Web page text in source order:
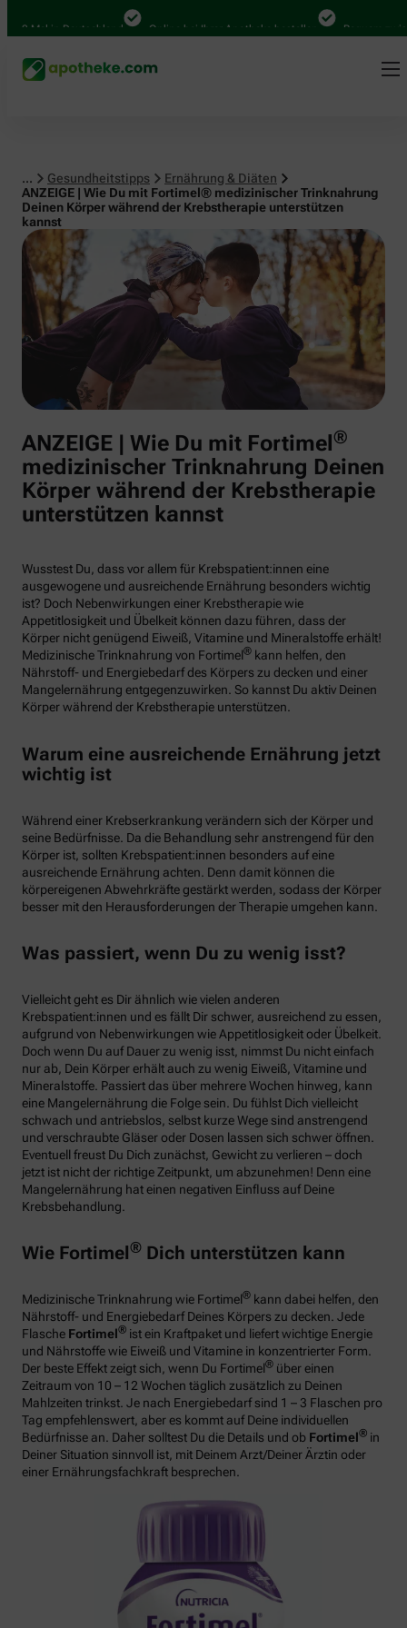
Mal in Deutschland Online bei Ihrer Apotheke bestellen Bequem
... Gesundheitstipps
Ernährung & Diäten
ANZEIGE | Wie Du mit Fortimel® medizinischer Trinknahrung
Deinen Körper während der Krebstherapie unterstützen
kannst
ANZEIGE | Wie Du mit Fortimel ®
medizinischer Trinknahrung Deinen
Körper während der Krebstherapie
unterstützen kannst
Wusstest Du, dass vor allem für Krebspatient:innen eine
ausgewogene und ausreichende Ernährung besonders wichtig
ist? Doch Nebenwirkungen einer Krebstherapie wie
Appetitlosigkeit und Übelkeit können dazu führen, dass der
Körper nicht genügend Eiweiß, Vitamine und Mineralstoffe erhält!
Medizinische Trinknahrung von Fortimel® kann helfen, den
Nährstoff- und Energiebedarf des Körpers zu decken und einer
Mangelernährung entgegenzuwirken. So kannst Du aktiv Deinen
Körper während der Krebstherapie unterstützen.
Warum eine ausreichende Ernährung jetzt
wichtig ist
Während einer Krebserkrankung verändern sich der Körper und
seine Bedürfnisse. Da die Behandlung sehr anstrengend für den
Körper ist, sollten Krebspatient:innen besonders auf eine
ausreichende Ernährung achten. Denn damit können die
körpereigenen Abwehrkräfte gestärkt werden, sodass der Körper
besser mit den Herausforderungen der Therapie umgehen kann.
Was passiert, wenn Du zu wenig isst?
Vielleicht geht es Dir ähnlich wie vielen anderen
Krebspatient:innen und es fällt Dir schwer, ausreichend zu essen,
aufgrund von Nebenwirkungen wie Appetitlosigkeit oder Übelkeit.
Doch wenn Du auf Dauer zu wenig isst, nimmst Du nicht einfach
nur ab, Dein Körper erhält auch zu wenig Eiweiß, Vitamine und
Mineralstoffe. Passiert das über mehrere Wochen hinweg, kann
eine Mangelernährung die Folge sein. Du fühlst Dich vielleicht
schwach und antriebslos, selbst kurze Wege sind anstrengend
und verschraubte Gläser oder Dosen lassen sich schwer öffnen.
Eventuell freust Du Dich zunächst, Gewicht zu verlieren – doch
jetzt ist nicht der richtige Zeitpunkt, um abzunehmen! Denn eine
Mangelernährung hat einen negativen Einfluss auf Deine
Krebsbehandlung.
Wie Fortimel ® Dich unterstützen kann
Medizinische Trinknahrung wie Fortimel® kann dabei helfen, den
Nährstoff- und Energiebedarf Deines Körpers zu decken. Jede
Flasche Fortimel® ist ein Kraftpaket und liefert wichtige Energie
und Nährstoffe wie Eiweiß und Vitamine in konzentrierter Form.
Der beste Effekt zeigt sich, wenn Du Fortimel® über einen
Zeitraum von 10 – 12 Wochen täglich zusätzlich zu Deinen
Mahlzeiten trinkst. Je nach Energiebedarf sind 1 – 3 Flaschen pro
Tag empfehlenswert, aber es kommt auf Deine individuellen
Bedürfnisse an. Daher solltest Du die Details und ob Fortimel® in
Deiner Situation sinnvoll ist, mit Deinem Arzt/Deiner Ärztin oder
einer Ernährungsfachkraft besprechen.